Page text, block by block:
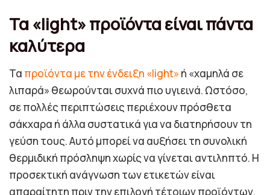
Τα «light» προϊόντα είναι πάντα
καλύτερα
Τα προϊόντα με την ένδειξη «light» ή «χαμηλά σε
λιπαρά» θεωρούνται συχνά πιο υγιεινά. Ωστόσο,
σε πολλές περιπτώσεις περιέχουν πρόσθετα
σάκχαρα ή άλλα συστατικά για να διατηρήσουν τη
γεύση τους. Αυτό μπορεί να αυξήσει τη συνολική
θερμιδική πρόσληψη χωρίς να γίνεται αντιληπτό. Η
προσεκτική ανάγνωση των ετικετών είναι
απαραίτητη πριν την επιλογή τέτοιων προϊόντων.